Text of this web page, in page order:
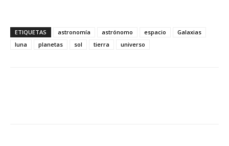
ETIQUETAS astronomía astrónomo espacio
Galaxias
luna
planetas sol tierra universo